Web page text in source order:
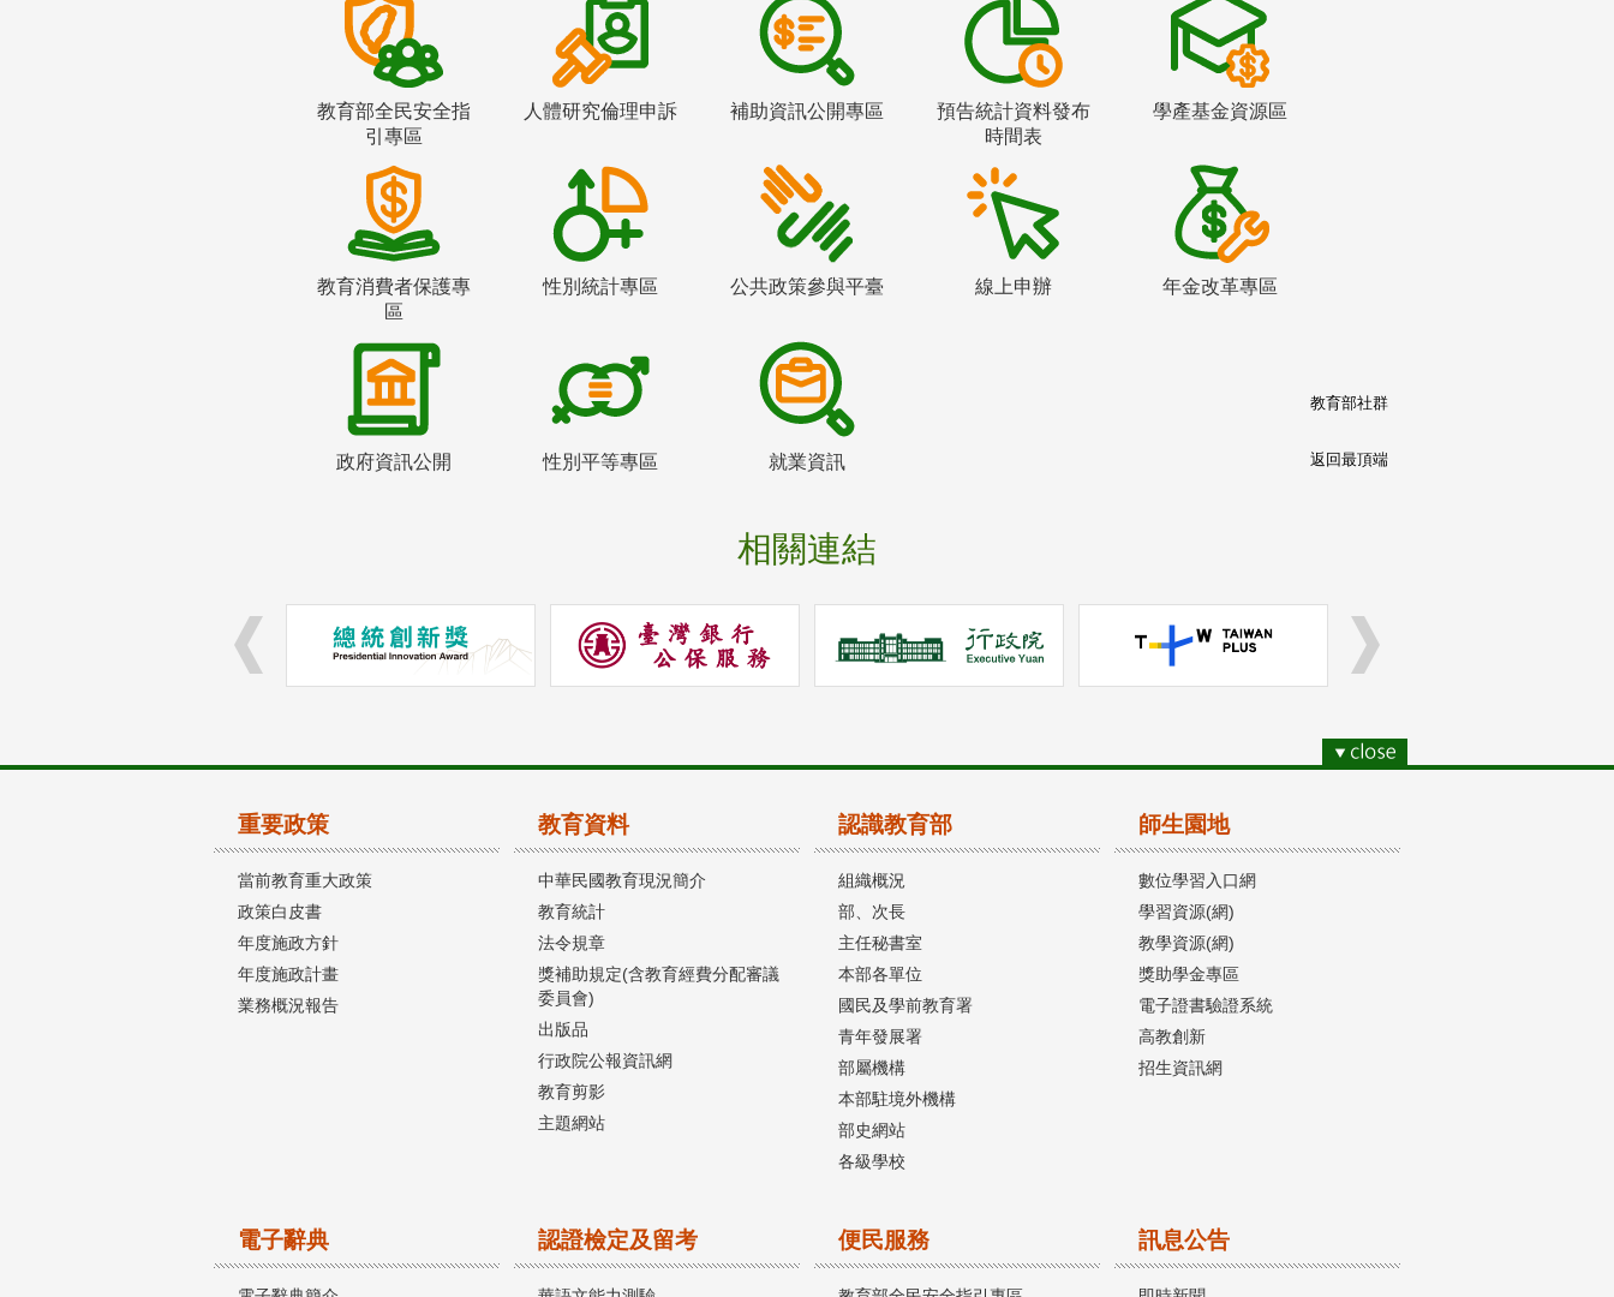
教育部全民安全指
引專區
人體研究倫理申訴 補助資訊公開專區
預告統計資料發布
時間表
學產基金資源區
教育消費者保護專
區
性別統計專區 公共政策參與平臺 線上申辦 年金改革專區
政府資訊公開 性別平等專區 就業資訊
相關連結
教育部社群
返回最頂端
重要政策
當前教育重大政策
政策白皮書
年度施政方針
年度施政計畫
業務概況報告
教育資料
中華民國教育現況簡介
教育統計
法令規章
獎補助規定(含教育經費分配審議
委員會)
出版品
行政院公報資訊網
教育剪影
主題網站
認識教育部
組織概況
部、次長
主任秘書室
本部各單位
國民及學前教育署
青年發展署
部屬機構
本部駐境外機構
部史網站
各級學校
師生園地
數位學習入口網
學習資源(網)
教學資源(網)
獎助學金專區
電子證書驗證系統
高教創新
招生資訊網
電子辭典 認證檢定及留考 便民服務 訊息公告